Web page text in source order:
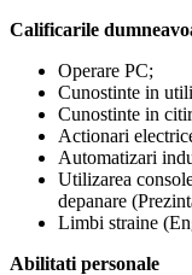
Calificarile
Operare PC;
Cunostinte in
Cunostinte in
Actionari
Automatizari
Utilizarea
depanare
Limbi straine
Abilitati personale